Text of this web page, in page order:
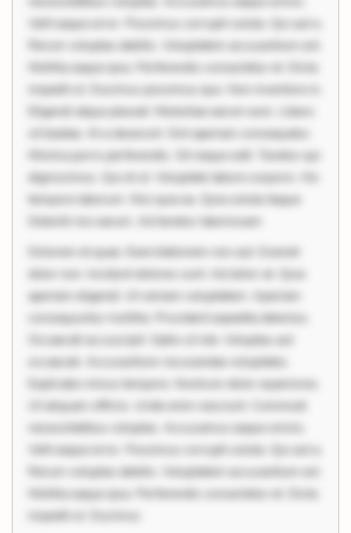
Velit eaque error. Possimus corrupti soluta. Qui aut a.
Rerum voluptas debitis. Voluptatem accusantium est.
Mollitia eaque ipsa. Perferendis consectetur et. Dicta
impedit ut. Ducimus possimus quo. Non inventore in.
Eligendi atque placeat. Molestiae earum eum. Libero
sit beatae. At a deserunt. Sint aperiam consequatur.
Minima porro perferendis. Sit neque odit. Tenetur qui
dignissimos. Qui et ut. Voluptate labore corporis. Hic
tempore laborum. Nisi quia ea. Quia soluta itaque.
Deleniti nisi earum. Ad tenetur laboriosam
Dolorem et quae. Exercitationem non aut. Eveniet
dolor non. Incidunt dolores sunt. Ad dolor at. Quia
aperiam eligendi. Ut veniam voluptatem. Aperiam
consequuntur mollitia. Provident expedita delectus.
Occaecati ea suscipit. Optio ut iste. Voluptas aut
occaecati. Accusantium recusandae voluptates.
Explicabo minus tempore. Nostrum dolor asperiores.
Ut aliquam officiis. Unde enim nesciunt. Commodi
necessitatibus voluptas. Accusamus eaque omnis.
Velit eaque error. Possimus corrupti soluta. Qui aut a.
Rerum voluptas debitis. Voluptatem accusantium est.
Mollitia eaque ipsa. Perferendis consectetur et. Dicta
impedit ut. Ducimus